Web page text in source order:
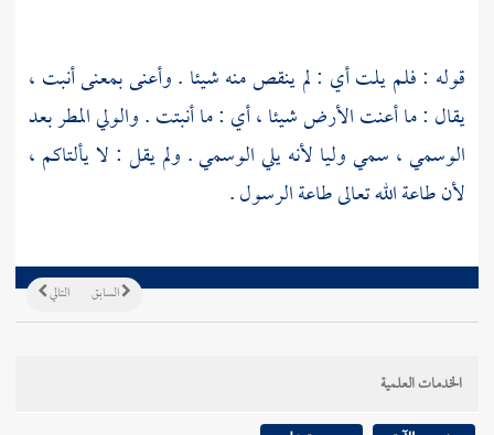
قوله : فلم يلت أي : لم ينقص منه شيئا . وأعنى بمعنى أنبت ،
يقال : ما أعنت الأرض شيئا ، أي : ما أنبتت . والولي المطر بعد
الوسمي ، سمي وليا لأنه يلي الوسمي . ولم يقل : لا يألتاكم ،
لأن طاعة الله تعالى طاعة الرسول .
التالي السابق
الخدمات العلمية